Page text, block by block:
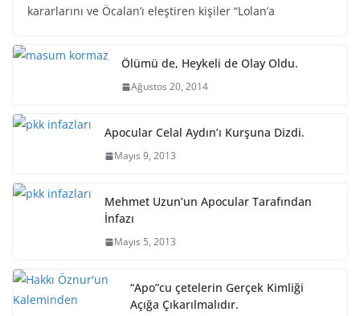
kararlarını ve Öcalan’ı eleştiren kişiler “Lolan’a
Ölümü de, Heykeli de Olay Oldu.
Ağustos 20, 2014
Apocular Celal Aydın’ı Kurşuna Dizdi.
Mayıs 9, 2013
Mehmet Uzun’un Apocular Tarafından
İnfazı
Mayıs 5, 2013
“Apo”cu çetelerin Gerçek Kimliği
Açığa Çıkarılmalıdır.